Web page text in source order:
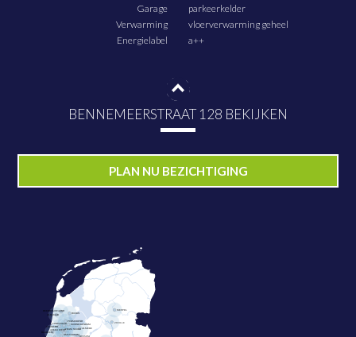
Garage
parkeerkelder
Verwarming
vloerverwarming geheel
Energielabel
a++
BENNEMEERSTRAAT 128 BEKIJKEN
PLAN NU BEZICHTIGING